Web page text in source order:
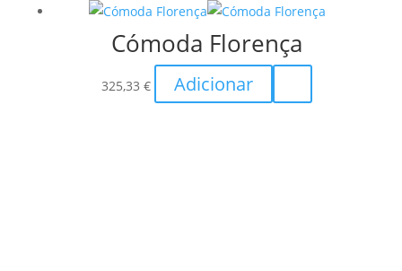
through
118,19 €
multiple
The
may
Cómoda Florença
325,33€ Adicionar